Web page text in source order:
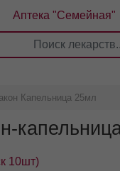
Аптека "Семейная"
4
Капельница 25мл
на фотографии.